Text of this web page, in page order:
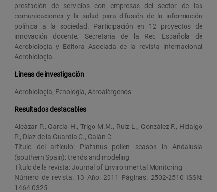
prestación de servicios con empresas del sector de las
comunicaciones y la salud para difusión de la información
polínica a la sociedad. Participación en 12 proyectos de
innovación docente. Secretaria de la Red Española de
Aerobiología y Editora Asociada de la revista internacional
Aerobiologia.
Líneas de investigación
Aerobiología, Fenología, Aeroalérgenos
Resultados destacables
Alcázar P., García H., Trigo M.M., Ruiz L., González F., Hidalgo
P., Díaz de la Guardia C., Galán C.
Título del artículo: Platanus pollen season in Andalusia
(southern Spain): trends and modeling
Título de la revista: Journal of Environmental Monitoring
Número de revista: 13 Año: 2011 Páginas: 2502-2510 ISSN:
1464-0325